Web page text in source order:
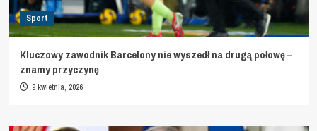
Sport
Kluczowy zawodnik Barcelony nie wyszedł na drugą połowę –
znamy przyczynę
9 kwietnia, 2026